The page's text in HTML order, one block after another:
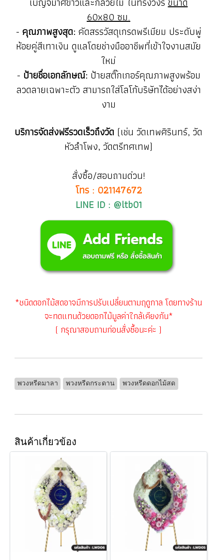
60x80 ซม.
- คุณภาพสูงสุด: คัดสรรวัสดุเกรดพรีเมียม ประดับพู่
ห้อยคู่สีเทาเงิน ดูแลโดยช่างมืออาชีพที่เข้าใจงานสมัย
ใหม่
- ป้ายชื่อเอกลักษณ์: ป้ายสติ๊กเกอร์คุณภาพสูงพร้อม
ลวดลายเฉพาะตัว สามารถใส่โลโก้บริษัทได้อย่างสง่า
งาม
บริการจัดส่งฟรีรวดเร็วถึงวัด (เช่น วัดเทพศิรินทร์, วัด
หัวลำโพง, วัดตรีทศเทพ)
สั่งซื้อ/สอบถามด่วน!
โทร : 021147672
LINE ID : @ltb01
*ชนิดดอกไม้สดอาจมีการปรับเปลี่ยนตามฤดูกาล โดยทางร้าน
จะทดแทนด้วยดอกไม้มูลค่าใกล้เคียงกัน*
( กรุณาสอบถามก่อนสั่งซื้อนะค่ะ )
พวงหรีดมาลา พวงหรีดกระดาน พวงหรีดดอกไม้สด
สินค้าเกี่ยวข้อง